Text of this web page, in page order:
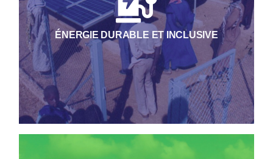
ÉNERGIE DURABLE ET INCLUSIVE
aux populations et aux territoires de bénéficier
d’une énergie fiable, abordable et propre.